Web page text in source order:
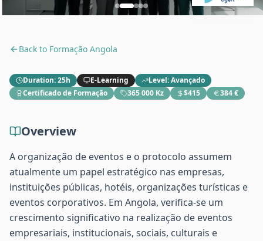
Back to Formação Angola
Duration:25h E-Learning Level:Avançado
Certificado de Formação
365 000 Kz $415 384 €
Overview
A organização de eventos e o protocolo assumem
atualmente um papel estratégico nas empresas,
instituições públicas, hotéis, organizações turísticas e
eventos corporativos. Em Angola, verifica-se um
crescimento significativo na realização de eventos
empresariais, institucionais, sociais, culturais e